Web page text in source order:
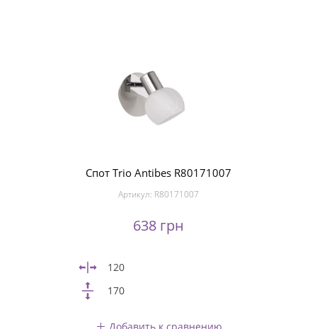
Спот Trio Antibes R80171007
Артикул: R80171007
638 грн
120
170